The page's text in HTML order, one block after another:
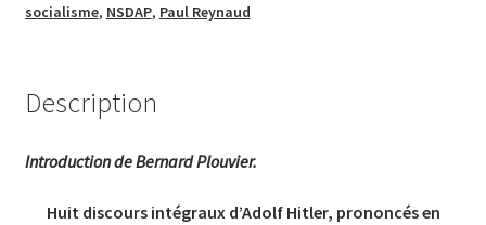
socialisme, NSDAP, Paul Reynaud
Description
Introduction de Bernard Plouvier.
Huit discours intégraux d’Adolf Hitler, prononcés en